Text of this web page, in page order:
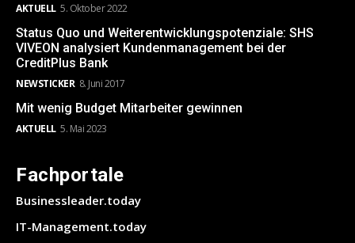
AKTUELL 5. Oktober 2022
Status Quo und Weiterentwicklungspotenziale: SHS
VIVEON analysiert Kundenmanagement bei der
CreditPlus Bank
NEWSTICKER 8. Juni 2017
Mit wenig Budget Mitarbeiter gewinnen
AKTUELL 5. Mai 2023
Fachportale
Businessleader.today
IT-Management.today